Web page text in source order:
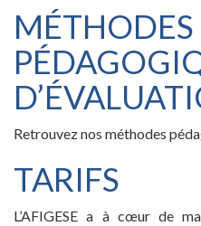
MÉTHODES
Retrouvez nos méthodes
TARIFS
L’AFIGESE a à cœur de